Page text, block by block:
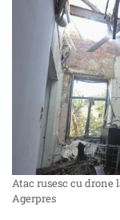
Atac rusesc cu drone
Agerpres